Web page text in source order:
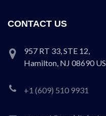
CONTACT US
957 RT 33, STE 12,
Hamilton, NJ 08690
+1 (609) 510 9931